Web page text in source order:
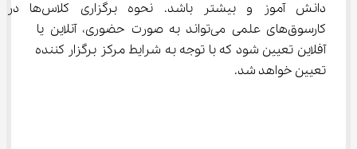
دانش آموز و بیشتر باشد. نحوه برگزاری کلاس‌ها در
کارسوق‌های علمی می‌تواند به صورت حضوری، آنلاین یا
آفلاین تعیین شود که با توجه به شرایط مرکز برگزار کننده
تعیین خواهد شد.